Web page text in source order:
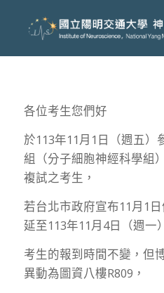
各位考生您們好
於113年11月1日（週五）
組（分子細胞神經科學組
複試之考生，
若台北市政府宣布11月1
延至113年11月4日（週一
考生的報到時間不變，但
異動為圖資八樓R809，